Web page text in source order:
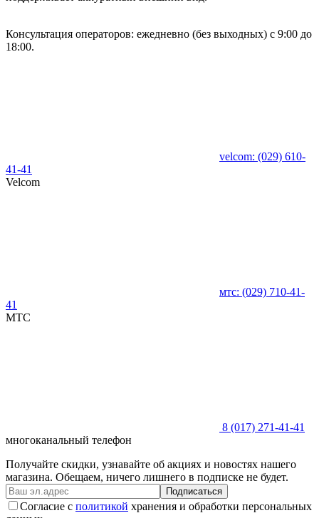
Консультация операторов: ежедневно (без выходных) с 9:00 до
18:00.
velcom: (029) 610-
41-41
Velcom
мтс: (029) 710-41-
41
MTC
8 (017) 271-41-41
многоканальный телефон
Получайте скидки, узнавайте об акциях и новостях нашего
магазина. Обещаем, ничего лишнего в подписке не будет.
Подписаться
Согласие с политикой хранения и обработки персональных